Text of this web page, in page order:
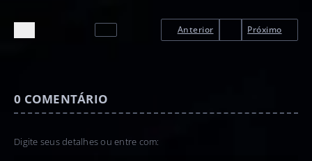
Anterior Próximo
0 COMENTÁRIO
Digite seus detalhes ou entre com: